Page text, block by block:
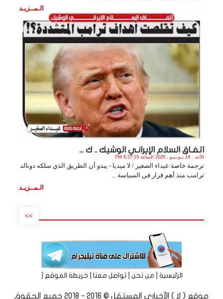
الـمــزيـد
اتفـاق السلام الإيرانـي الوشيك .. ك ...
الأحد , 14 يـونـيـو , 2026 الساعة 8:27:19 PM
ترجمة خاصة:غيداء الصغير / لا ميديا - يبدو أن الطريق الذي سلكه دونالد
ترامب منذ أهم قرار في السياسة . .
الـمــزيـد
>>
الرئيسية|من نحن|تواصل معنا|خريطة الموقع
موقع ( لا ) الأخباري المستقل © 2016 - 2018 جميع الحقوق